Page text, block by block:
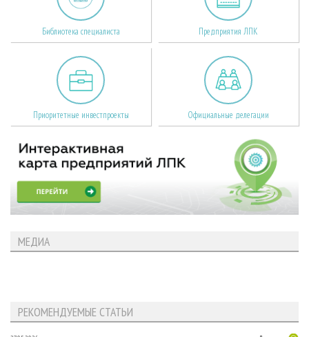
Библиотека специалиста Предприятия ЛПК
Приоритетные инвестпроекты Официальные делегации
МЕДИА
РЕКОМЕНДУЕМЫЕ СТАТЬИ